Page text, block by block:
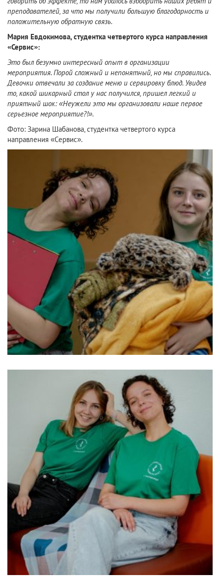
преподавателей, за что мы получили большую благодарность и
положительную обратную связь.
Мария Евдокимова, студентка четвертого курса направления
«Сервис»:
Это был безумно интересный опыт в организации
мероприятия. Порой сложный и непонятный, но мы справились.
Девочки отвечали за создание меню и сервировку блюд. Увидев
то, какой шикарный стол у нас получился, пришел легкий и
приятный шок: «Неужели это мы организовали наше первое
серьезное мероприятие?!».
Фото: Зарина Шабанова, студентка четвертого курса
направления «Сервис».